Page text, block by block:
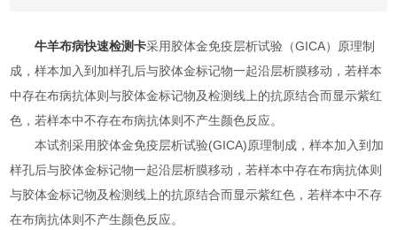
牛羊布病快速检测卡采用胶体金免疫层析试验（GICA）原理制
成，样本加入到加样孔后与胶体金标记物一起沿层析膜移动，若样本
中存在布病抗体则与胶体金标记物及检测线上的抗原结合而显示紫红
色，若样本中不存在布病抗体则不产生颜色反应。
本试剂采用胶体金免疫层析试验(GICA)原理制成，样本加入到加
样孔后与胶体金标记物一起沿层析膜移动，若样本中存在布病抗体则
与胶体金标记物及检测线上的抗原结合而显示紫红色，若样本中不存
在布病抗体则不产生颜色反应。